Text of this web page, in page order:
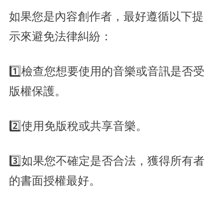
如果您是內容創作者，最好遵循以下提
示來避免法律糾紛：
1️⃣檢查您想要使用的音樂或音訊是否受
版權保護。
2️⃣使用免版稅或共享音樂。
3️⃣如果您不確定是否合法，獲得所有者
的書面授權最好。